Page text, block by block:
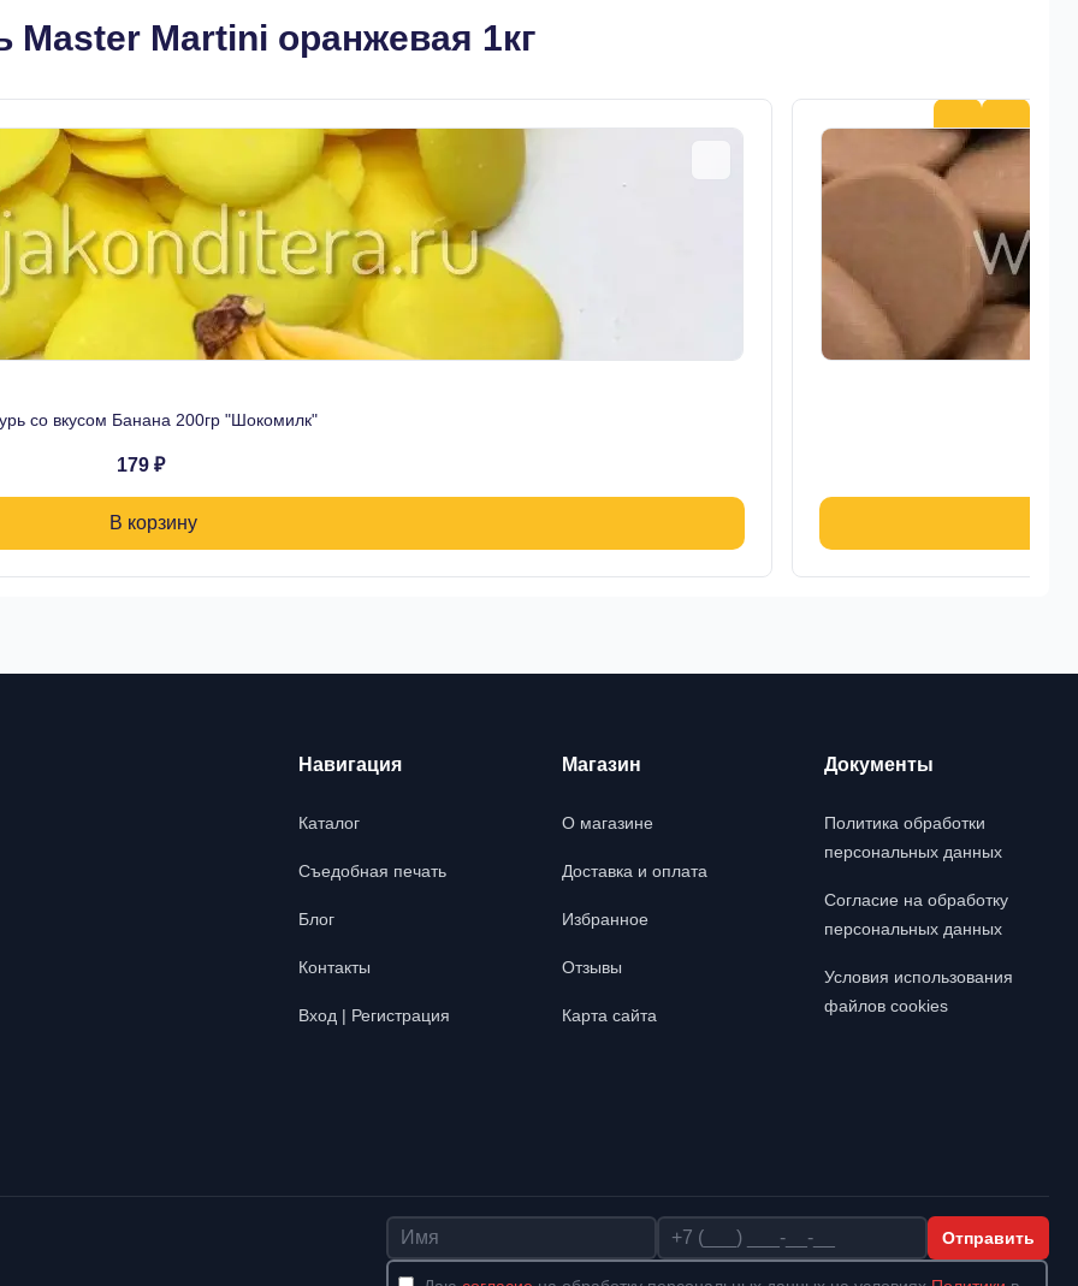
Martini оранжевая 1кг
со вкусом Банана 200гр "Шокомилк"
179 ₽
В корзину
Навигация
Каталог
Съедобная печать
Блог
Контакты
Вход | Регистрация
Магазин
О магазине
Доставка и оплата
Избранное
Отзывы
Карта сайта
Документы
Политика обработки
персональных данных
Согласие на обработку
персональных данных
Условия использования
файлов cookies
Имя Телефон Отправить